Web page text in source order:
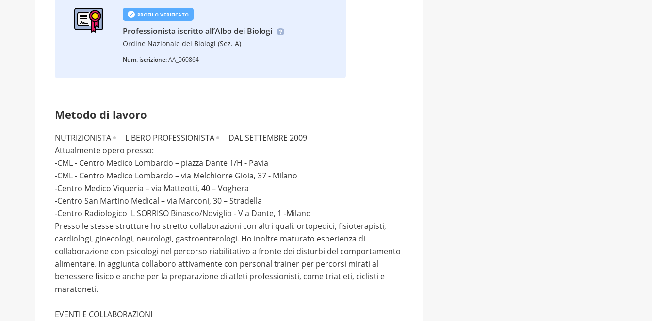
PROFILO VERIFICATO
Professionista iscritto all’Albo dei Biologi
Ordine Nazionale dei Biologi (Sez. A)
Num. iscrizione:AA_060864
Metodo di lavoro
NUTRIZIONISTA LIBERO PROFESSIONISTA
DAL SETTEMBRE 2009
Attualmente opero presso:
-CML - Centro Medico Lombardo – piazza Dante 1/H - Pavia
-CML - Centro Medico Lombardo – via Melchiorre Gioia, 37 - Milano
-Centro Medico Viqueria – via Matteotti, 40 – Voghera
-Centro San Martino Medical – via Marconi, 30 – Stradella
-Centro Radiologico IL SORRISO Binasco/Noviglio - Via Dante, 1 -Milano
Presso le stesse strutture ho stretto collaborazioni con altri quali: ortopedici, fisioterapisti,
cardiologi, ginecologi, neurologi, gastroenterologi. Ho inoltre maturato esperienza di
collaborazione con psicologi nel percorso riabilitativo a fronte dei disturbi del comportamento
alimentare. In aggiunta collaboro attivamente con personal trainer per percorsi mirati al
benessere fisico e anche per la preparazione di atleti professionisti, come triatleti, ciclisti e
maratoneti.
EVENTI E COLLABORAZIONI